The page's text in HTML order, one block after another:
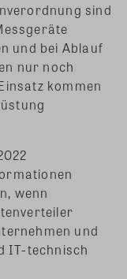
sind
und bei Ablauf
nur noch
kommen
wenn
und
IT-technisch